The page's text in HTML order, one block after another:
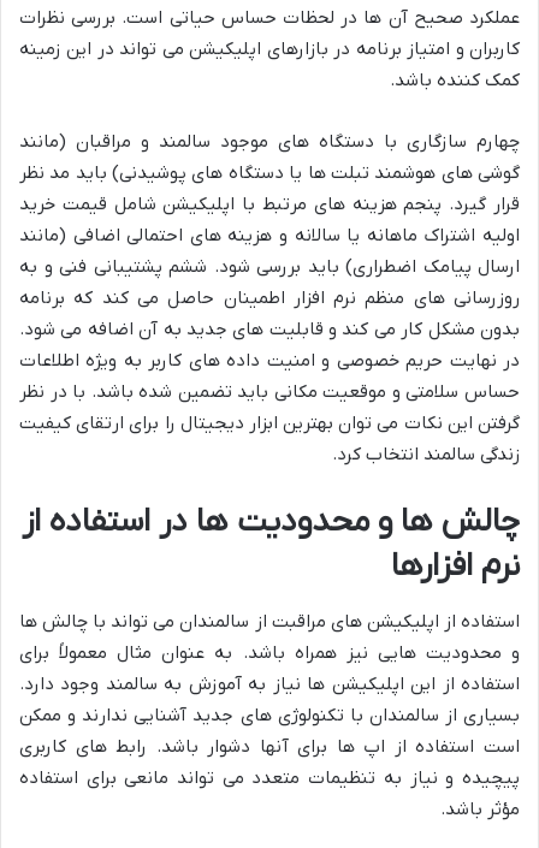
عملکرد صحیح آن ها در لحظات حساس حیاتی است. بررسی نظرات
کاربران و امتیاز برنامه در بازارهای اپلیکیشن می تواند در این زمینه
کمک کننده باشد.
چهارم سازگاری با دستگاه های موجود سالمند و مراقبان (مانند
گوشی های هوشمند تبلت ها یا دستگاه های پوشیدنی) باید مد نظر
قرار گیرد. پنجم هزینه های مرتبط با اپلیکیشن شامل قیمت خرید
اولیه اشتراک ماهانه یا سالانه و هزینه های احتمالی اضافی (مانند
ارسال پیامک اضطراری) باید بررسی شود. ششم پشتیبانی فنی و به
روزرسانی های منظم نرم افزار اطمینان حاصل می کند که برنامه
بدون مشکل کار می کند و قابلیت های جدید به آن اضافه می شود.
در نهایت حریم خصوصی و امنیت داده های کاربر به ویژه اطلاعات
حساس سلامتی و موقعیت مکانی باید تضمین شده باشد. با در نظر
گرفتن این نکات می توان بهترین ابزار دیجیتال را برای ارتقای کیفیت
زندگی سالمند انتخاب کرد.
چالش ها و محدودیت ها در استفاده از
نرم افزارها
استفاده از اپلیکیشن های مراقبت از سالمندان می تواند با چالش ها
و محدودیت هایی نیز همراه باشد. به عنوان مثال معمولاً برای
استفاده از این اپلیکیشن ها نیاز به آموزش به سالمند وجود دارد.
بسیاری از سالمندان با تکنولوژی های جدید آشنایی ندارند و ممکن
است استفاده از اپ ها برای آنها دشوار باشد. رابط های کاربری
پیچیده و نیاز به تنظیمات متعدد می تواند مانعی برای استفاده
مؤثر باشد.